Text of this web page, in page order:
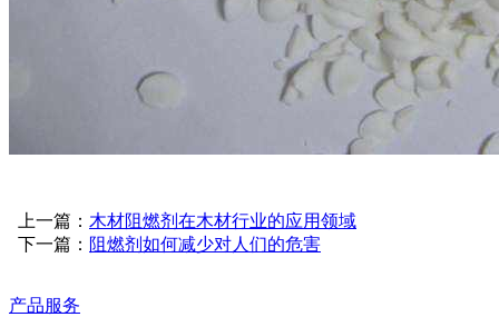
上一篇： 木材阻燃剂在木材行业的应用领域
下一篇： 阻燃剂如何减少对人们的危害
产品服务